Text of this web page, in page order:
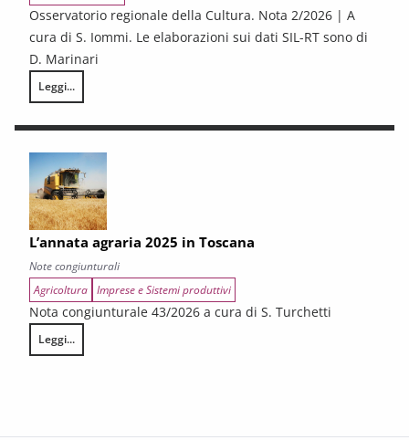
Osservatorio regionale della Cultura. Nota 2/2026 | A
cura di S. Iommi. Le elaborazioni sui dati SIL-RT sono di
D. Marinari
Leggi...
LA CONGIUNTURA DEI SETTORI CULTURALI. Ripresa selettiva e
L’annata agraria 2025 in Toscana
Note congiunturali
Agricoltura Imprese e Sistemi produttivi
Nota congiunturale 43/2026 a cura di S. Turchetti
Leggi...
L’annata agraria 2025 in Toscana